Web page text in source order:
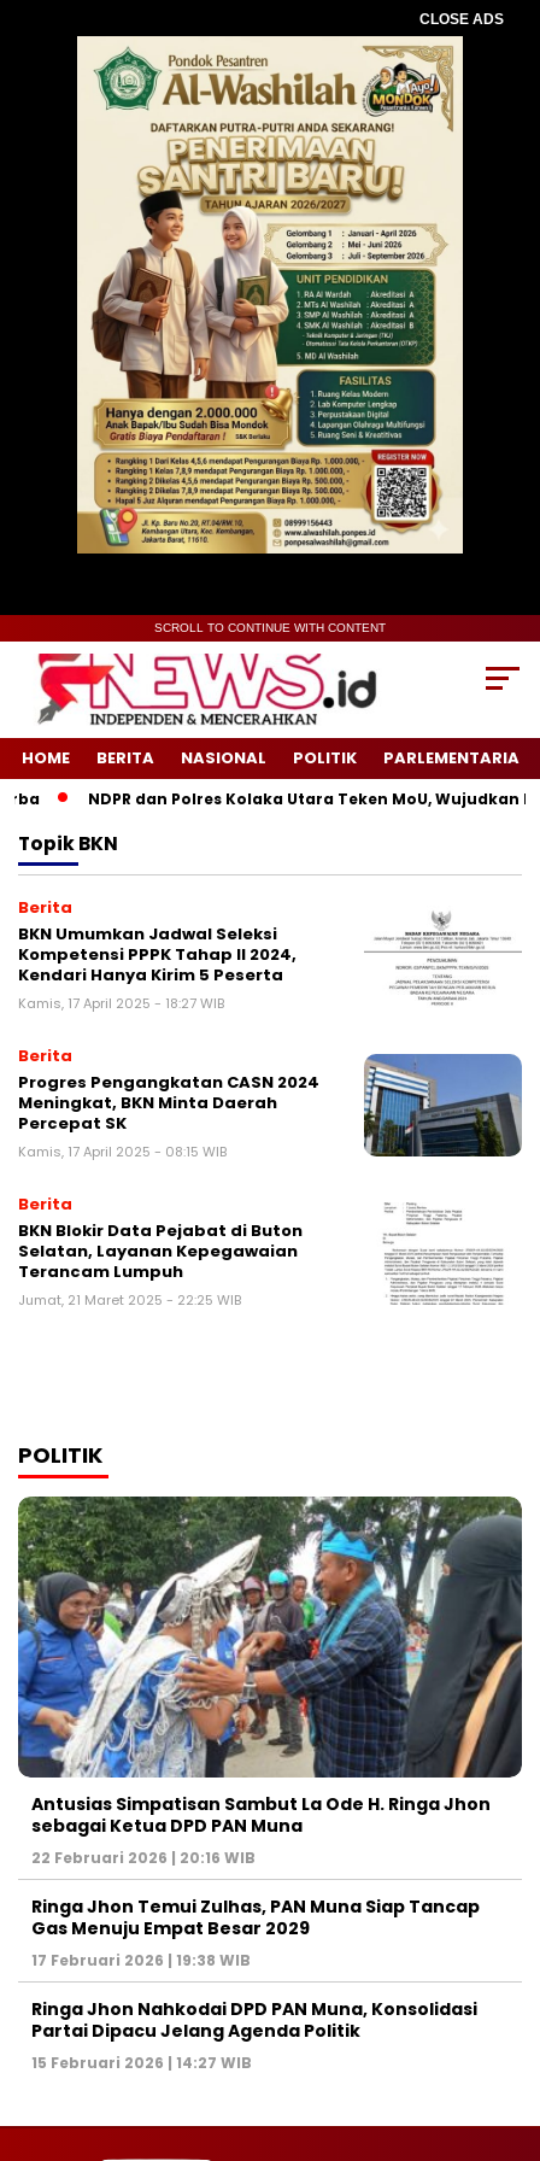
CLOSE ADS
SCROLL TO CONTINUE WITH CONTENT
HOME BERITA NASIONAL POLITIK PARLEMENTARIA
NDPR dan Polres Kolaka Utara Teken MoU, Wujudkan
TopikBKN
Berita
BKN Umumkan Jadwal Seleksi
Kompetensi PPPK Tahap II 2024,
Kendari Hanya Kirim 5 Peserta
Kamis, 17 April 2025 - 18:27 WIB
Berita
Progres Pengangkatan CASN 2024
Meningkat, BKN Minta Daerah
Percepat SK
Kamis, 17 April 2025 - 08:15 WIB
Berita
BKN Blokir Data Pejabat di Buton
Selatan, Layanan Kepegawaian
Terancam Lumpuh
Jumat, 21 Maret 2025 - 22:25 WIB
POLITIK
Antusias Simpatisan Sambut La Ode H. Ringa Jhon
sebagai Ketua DPD PAN Muna
22 Februari 2026 | 20:16 WIB
Ringa Jhon Temui Zulhas, PAN Muna Siap Tancap
Gas Menuju Empat Besar 2029
17 Februari 2026 | 19:38 WIB
Ringa Jhon Nahkodai DPD PAN Muna, Konsolidasi
Partai Dipacu Jelang Agenda Politik
15 Februari 2026 | 14:27 WIB